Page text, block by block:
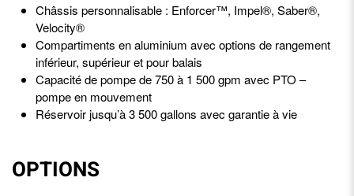
Châssis personnalisable : Enforcer™, Impel®, Saber®,
Velocity®
Compartiments en aluminium avec options de rangement
inférieur, supérieur et pour balais
Capacité de pompe de 750 à 1 500 gpm avec PTO –
pompe en mouvement
Réservoir jusqu’à 3 500 gallons avec garantie à vie
OPTIONS